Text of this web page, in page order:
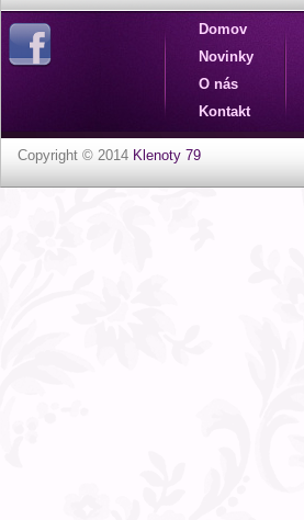
Domov
Novinky
O nás
Kontakt
Copyright © 2014 Klenoty 79